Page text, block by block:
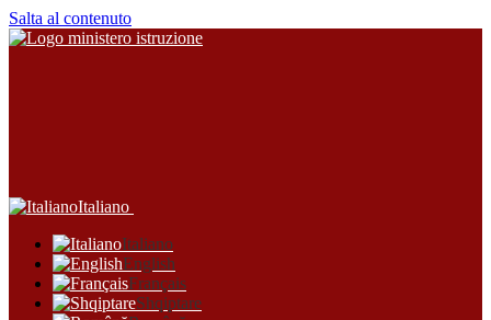
Salta al contenuto
Italiano
Italiano
English
Français
Shqiptare